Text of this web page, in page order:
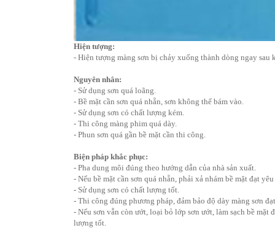
Hiện tượng:
- Hiện tượng màng sơn bị chảy xuống thành dòng ngay sau
Nguyên nhân:
- Sử dụng sơn quá loãng.
- Bề mặt cần sơn quá nhẵn, sơn không thể bám vào.
- Sử dụng sơn có chất lượng kém.
- Thi công màng phim quá dày.
- Phun sơn quá gần bề mặt cần thi công.
Biện pháp khắc phục:
- Pha dung môi đúng theo hướng dẫn của nhà sản xuất.
- Nếu bề mặt cần sơn quá nhẵn, phải xả nhám bề mặt đạt
- Sử dụng sơn có chất lượng tốt.
- Thi công đúng phương pháp, đảm bảo độ dày màng sơn
- Nếu sơn vẫn còn ướt, loại bỏ lớp sơn ướt, làm sạch bề
lượng tốt.